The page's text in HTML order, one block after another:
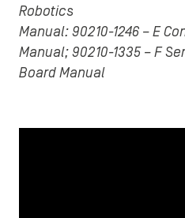
Robotics
Manual: 90210-1246 – E
Manual; 90210-1335 – F
Board Manual